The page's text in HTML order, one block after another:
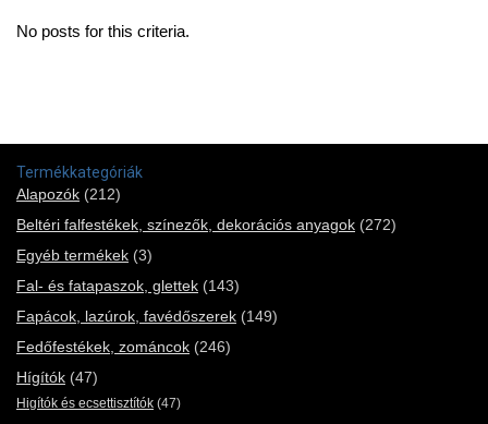
No posts for this criteria.
Termékkategóriák
Alapozók (212)
Beltéri falfestékek, színezők, dekorációs anyagok (272)
Egyéb termékek (3)
Fal- és fatapaszok, glettek (143)
Fapácok, lazúrok, favédőszerek (149)
Fedőfestékek, zománcok (246)
Hígítók (47)
Higítók és ecsettisztítók (47)